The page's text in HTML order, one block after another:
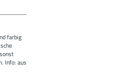
farbig
Info: aus